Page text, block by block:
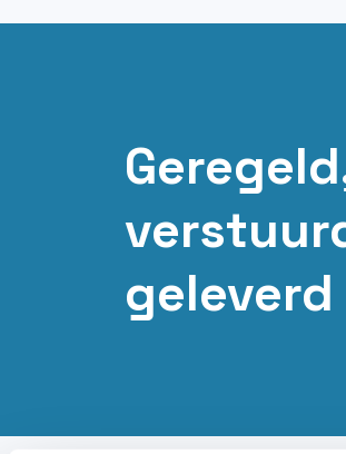
geleverd